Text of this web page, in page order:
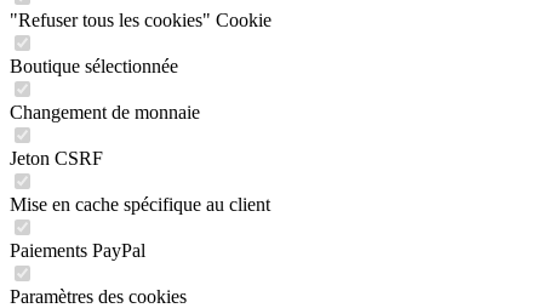
"Refuser tous les cookies" Cookie
Boutique sélectionnée
Changement de monnaie
Jeton CSRF
Mise en cache spécifique au client
Paiements PayPal
Paramètres des cookies